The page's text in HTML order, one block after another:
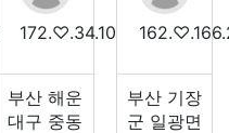
172.♡.34.108
부산 해운
대구 중동
부산 기장
군 일광면